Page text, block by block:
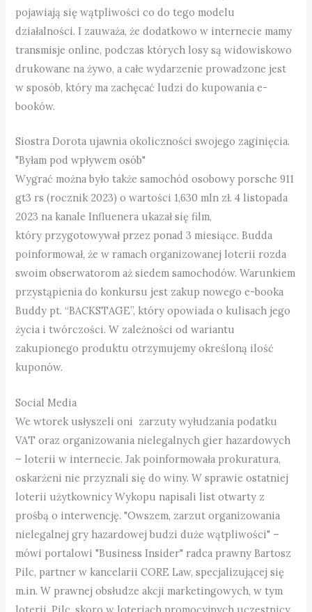
pojawiają się wątpliwości co do tego modelu
działalności. I zauważa, że dodatkowo w internecie mamy
transmisje online, podczas których losy są widowiskowo
drukowane na żywo, a całe wydarzenie prowadzone jest
w sposób, który ma zachęcać ludzi do kupowania e-
booków.
Siostra Dorota ujawnia okoliczności swojego zaginięcia.
"Byłam pod wpływem osób"
Wygrać można było także samochód osobowy porsche 911
gt3 rs (rocznik 2023) o wartości 1,630 mln zł. 4 listopada
2023 na kanale Influenera ukazał się film,
który przygotowywał przez ponad 3 miesiące. Budda
poinformował, że w ramach organizowanej loterii rozda
swoim obserwatorom aż siedem samochodów. Warunkiem
przystąpienia do konkursu jest zakup nowego e-booka
Buddy pt. “BACKSTAGE”, który opowiada o kulisach jego
życia i twórczości. W zależności od wariantu
zakupionego produktu otrzymujemy określoną ilość
kuponów.
Social Media
We wtorek usłyszeli oni zarzuty wyłudzania podatku
VAT oraz organizowania nielegalnych gier hazardowych
– loterii w internecie. Jak poinformowała prokuratura,
oskarżeni nie przyznali się do winy. W sprawie ostatniej
loterii użytkownicy Wykopu napisali list otwarty z
prośbą o interwencję. "Owszem, zarzut organizowania
nielegalnej gry hazardowej budzi duże wątpliwości" –
mówi portalowi "Business Insider" radca prawny Bartosz
Pilc, partner w kancelarii CORE Law, specjalizującej się
m.in. W prawnej obsłudze akcji marketingowych, w tym
loterii. Pilc, skoro w loteriach promocyjnych uczestnicy